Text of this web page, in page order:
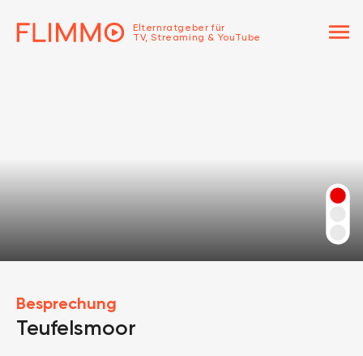
Elternratgeber für
TV, Streaming & YouTube
menu
Besprechung
Teufelsmoor